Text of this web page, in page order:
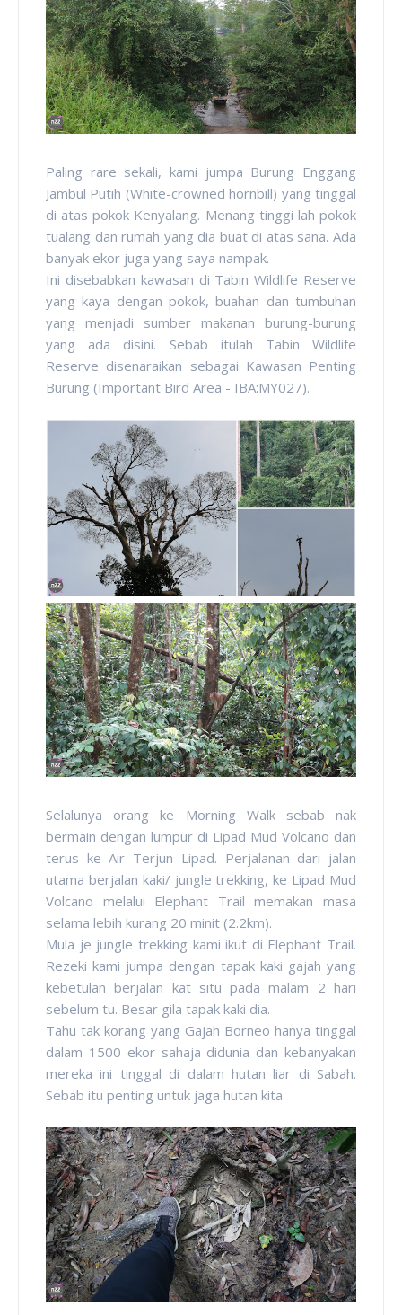
Paling rare sekali, kami jumpa Burung Enggang
Jambul Putih (White-crowned hornbill) yang tinggal
di atas pokok Kenyalang. Menang tinggi lah pokok
tualang dan rumah yang dia buat di atas sana. Ada
banyak ekor juga yang saya nampak.
Ini disebabkan kawasan di Tabin Wildlife Reserve
yang kaya dengan pokok, buahan dan tumbuhan
yang menjadi sumber makanan burung-burung
yang ada disini. Sebab itulah Tabin Wildlife
Reserve disenaraikan sebagai Kawasan Penting
Burung (Important Bird Area - IBA:MY027).
Selalunya orang ke Morning Walk sebab nak
bermain dengan lumpur di Lipad Mud Volcano dan
terus ke Air Terjun Lipad. Perjalanan dari jalan
utama berjalan kaki/ jungle trekking, ke Lipad Mud
Volcano melalui Elephant Trail memakan masa
selama lebih kurang 20 minit (2.2km).
Mula je jungle trekking kami ikut di Elephant Trail.
Rezeki kami jumpa dengan tapak kaki gajah yang
kebetulan berjalan kat situ pada malam 2 hari
sebelum tu. Besar gila tapak kaki dia.
Tahu tak korang yang Gajah Borneo hanya tinggal
dalam 1500 ekor sahaja didunia dan kebanyakan
mereka ini tinggal di dalam hutan liar di Sabah.
Sebab itu penting untuk jaga hutan kita.